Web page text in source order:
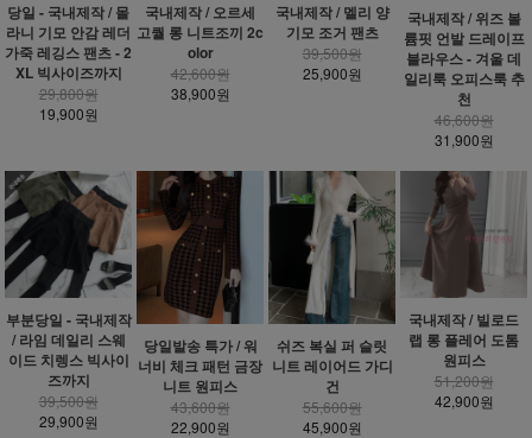
당일 - 국내제작 / 몰
라니 기모 안감 레더
가죽 레깅스 팬츠 - 2
XL 빅사이즈까지
29,800원
19,900원
국내제작 / 오르세
고퀄 롱 니트조끼 2c
olor
42,600원
38,900원
국내제작 / 멜리 양
기모 조거 팬츠
39,500원
25,900원
국내제작 / 위즈 볼
륨핏 언발 드레이프
블라우스 - 겨울 데
일리룩 오피스룩 추
천
46,600원
31,900원
부분당일 - 국내제작
/ 라임 데일리 스웨
이드 치렝스 빅사이
즈까지
39,500원
29,900원
당일발송 특가 / 워
너비 체크 패턴 금장
니트 원피스
43,600원
22,900원
쉬즈 복실 퍼 슬릿
니트 레이어드 가디
건
55,600원
45,900원
국내제작 / 빌로드
랩 롱 플레어 도톰
원피스
51,200원
42,900원